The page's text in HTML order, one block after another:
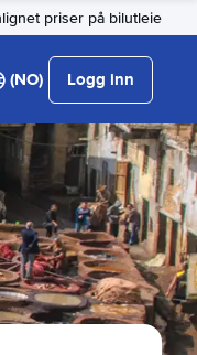
priser på bilutleie
(NO) Logg inn